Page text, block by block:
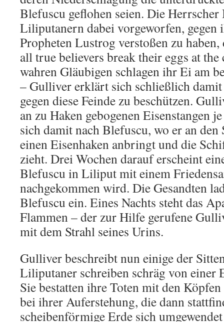
Blefuscu geflohen seien. Die Herrscher
Liliputanern dabei vorgeworfen, gegen
Propheten Lustrog verstoßen zu
all true believers break their eggs at
wahren Gläubigen schlagen ihr Ei am
– Gulliver erklärt sich schließlich
gegen diese Feinde zu beschützen.
an zu Haken gebogenen Eisenstangen
sich damit nach Blefuscu, wo er an
einen Eisenhaken anbringt und die
zieht. Drei Wochen darauf erscheint
Blefuscu in Liliput mit einem
nachgekommen wird. Die Gesandten
Blefuscu ein. Eines Nachts steht das
Flammen – der zur Hilfe gerufene
mit dem Strahl seines Urins.
Gulliver beschreibt nun einige der
Liliputaner schreiben schräg von einer
Sie bestatten ihre Toten mit den
bei ihrer Auferstehung, die dann
scheibenförmige Erde sich